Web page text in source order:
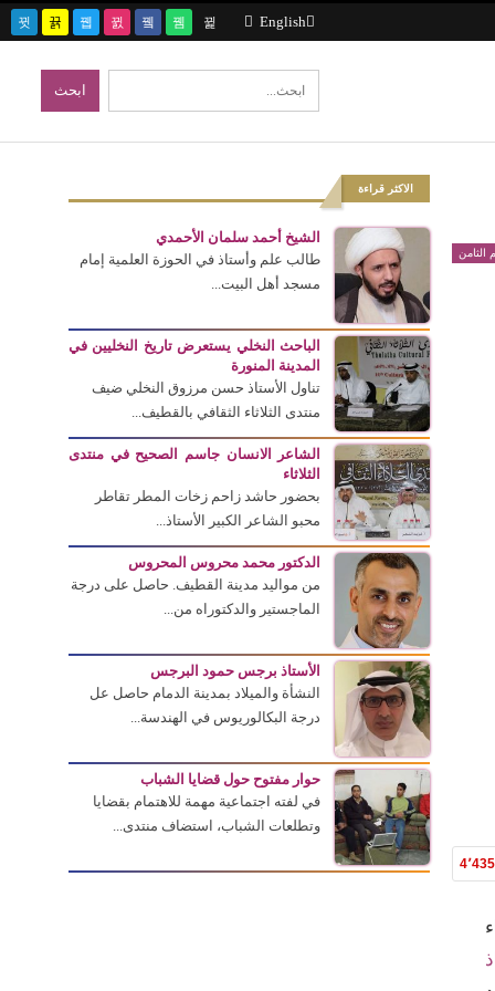
English
الثامن
4٬435
الاكثر قراءة
الشيخ أحمد سلمان الأحمدي
طالب علم وأستاذ في الحوزة العلمية إمام
مسجد أهل البيت...
الباحث النخلي يستعرض تاريخ النخليين في
المدينة المنورة
تناول الأستاذ حسن مرزوق النخلي ضيف
منتدى الثلاثاء الثقافي بالقطيف...
الشاعر الانسان جاسم الصحيح في منتدى
الثلاثاء
بحضور حاشد زاحم زخات المطر تقاطر
محبو الشاعر الكبير الأستاذ...
الدكتور محمد محروس المحروس
من مواليد مدينة القطيف. حاصل على درجة
الماجستير والدكتوراه من...
الأستاذ برجس حمود البرجس
النشأة والميلاد بمدينة الدمام حاصل عل
درجة البكالوريوس في الهندسة...
حوار مفتوح حول قضايا الشباب
في لفته اجتماعية مهمة للاهتمام بقضايا
وتطلعات الشباب، استضاف منتدى...